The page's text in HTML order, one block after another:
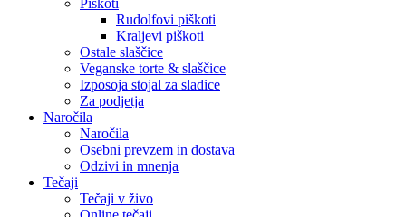
Piškoti
Rudolfovi piškoti
Kraljevi piškoti
Ostale slaščice
Veganske torte & slaščice
Izposoja stojal za sladice
Za podjetja
Naročila
Naročila
Osebni prevzem in dostava
Odzivi in mnenja
Tečaji
Tečaji v živo